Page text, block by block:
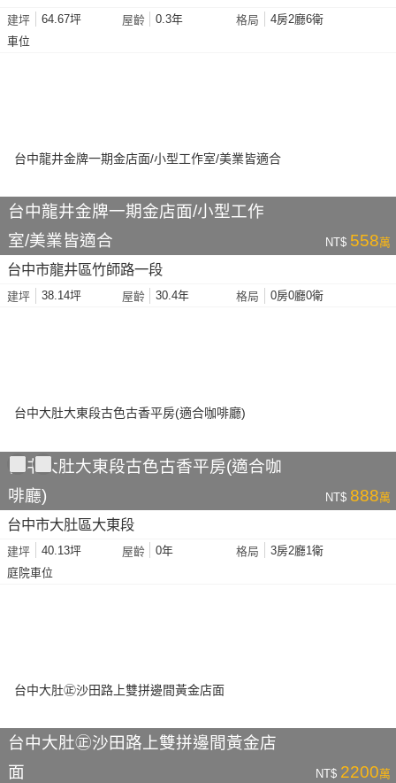
建坪 64.67坪 屋齡 0.3年 格局
4房2廳6衛
車位
台中龍井金牌一期金店面/小型工作
室/美業皆適合
NT$ 558萬
台中市龍井區竹師路一段
建坪 38.14坪 屋齡 30.4年 格局 0房0廳0衛
台中大肚大東段古色古香平房(適合咖
啡廳)
NT$ 888萬
台中市大肚區大東段
建坪 40.13坪 屋齡 0年 格局
3房2廳1衛
庭院車位
台中大肚㊣沙田路上雙拼邊間黃金店
面
NT$ 2200萬